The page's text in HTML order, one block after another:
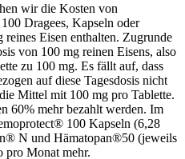
wir die Kosten von
Dragees, Kapseln oder
Eisen enthalten. Zugrunde
von 100 mg reinen Eisens, also
zu 100 mg. Es fällt auf, dass
auf diese Tagesdosis nicht
Mittel mit 100 mg pro Tablette.
60% mehr bezahlt werden. Im
100 Kapseln (6,28
N und Hämatopan®50 (jeweils
pro Monat mehr.